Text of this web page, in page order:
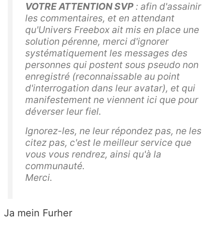
VOTRE ATTENTION SVP: afin d'assainir
les commentaires, et en attendant
qu'Univers Freebox ait mis en place une
solution pérenne, merci d'ignorer
systématiquement les messages des
personnes qui postent sous pseudo non
enregistré (reconnaissable au point
d'interrogation dans leur avatar), et qui
manifestement ne viennent ici que pour
déverser leur fiel.
Ignorez-les, ne leur répondez pas, ne les
citez pas, c'est le meilleur service que
vous vous rendrez, ainsi qu'à la
communauté.
Merci.
Ja mein Furher